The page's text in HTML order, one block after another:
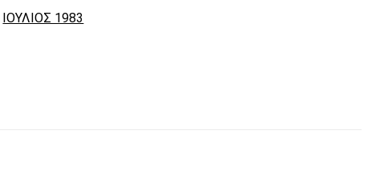
ΙΟΥΛΙΟΣ 1983